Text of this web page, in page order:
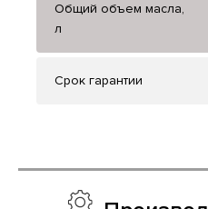
Общий объем масла,
л
Срок гарантии